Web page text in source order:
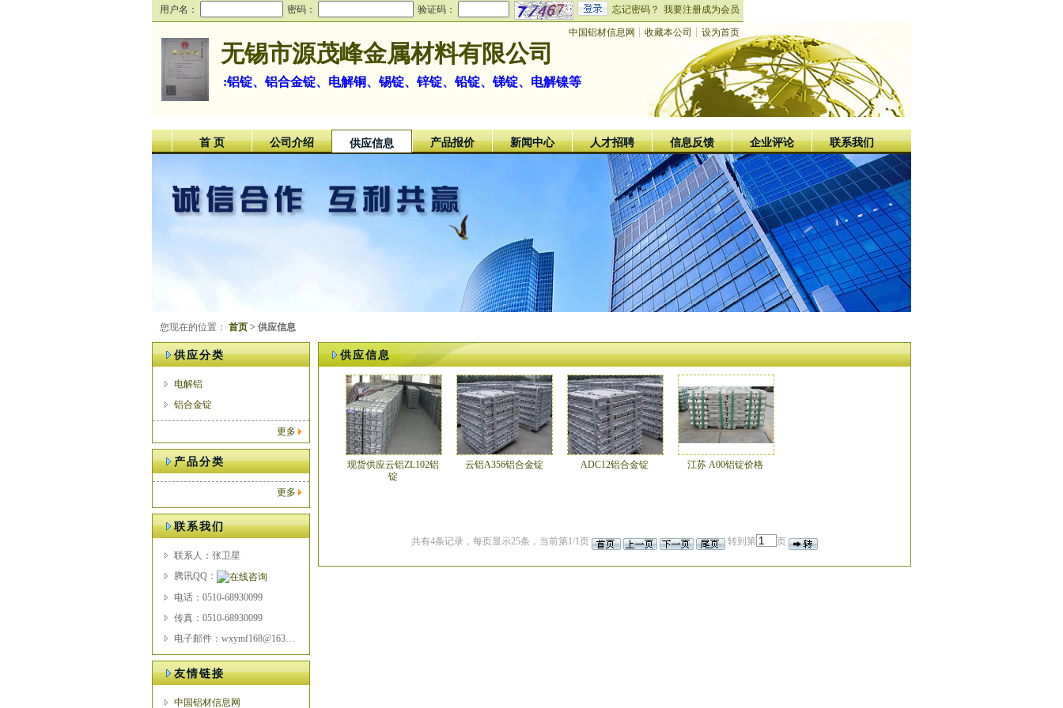
用户名： 密码： 验证码： 忘记密码？ 我要注册成为会员
中国铝材信息网 ┊ 收藏本公司 ┊ 设为首页
无锡市源茂峰金属材料有限公司
:铝锭、铝合金锭、电解铜、锡锭、锌锭、铅锭、锑锭、电解镍等
首 页 公司介绍 供应信息 产品报价 新闻中心 人才招聘 信息反馈 企业评论 联系我们
您现在的位置： 首页 > 供应信息
供应分类
电解铝
铝合金锭
更多
产品分类
更多
联系我们
联系人：张卫星
腾讯QQ：
电话：0510-68930099
传真：0510-68930099
电子邮件：wxymf168@163.com
友情链接
中国铝材信息网
供应信息
现货供应云铝ZL102铝
锭
云铝A356铝合金锭 ADC12铝合金锭 江苏 A00铝锭价格
共有4条记录，每页显示25条，当前第1/1页 转到第 页